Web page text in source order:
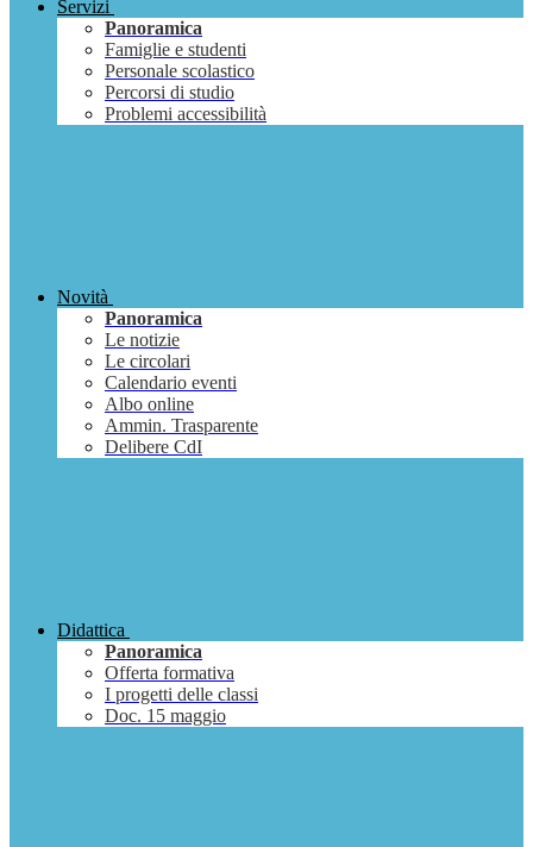
Servizi
Panoramica
Famiglie e studenti
Personale scolastico
Percorsi di studio
Problemi accessibilità
Novità
Panoramica
Le notizie
Le circolari
Calendario eventi
Albo online
Ammin. Trasparente
Delibere CdI
Didattica
Panoramica
Offerta formativa
I progetti delle classi
Doc. 15 maggio